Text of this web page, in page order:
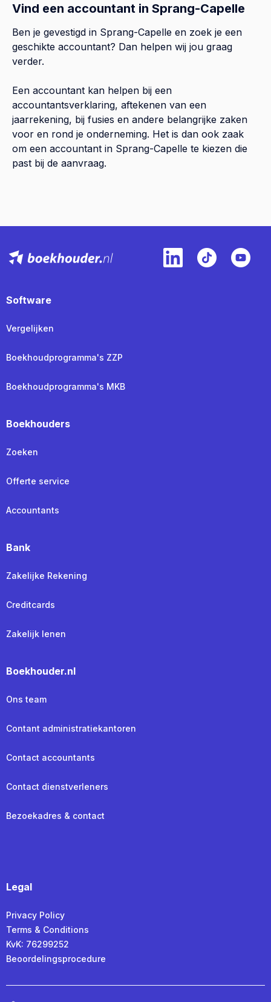
Vind een accountant in Sprang-Capelle
Ben je gevestigd in Sprang-Capelle en zoek je een
geschikte accountant? Dan helpen wij jou graag
verder.
Een accountant kan helpen bij een
accountantsverklaring, aftekenen van een
jaarrekening, bij fusies en andere belangrijke zaken
voor en rond je onderneming. Het is dan ook zaak
om een accountant in Sprang-Capelle te kiezen die
past bij de aanvraag.
Software
Vergelijken
Boekhoudprogramma's ZZP
Boekhoudprogramma's MKB
Boekhouders
Zoeken
Offerte service
Accountants
Bank
Zakelijke Rekening
Creditcards
Zakelijk lenen
Boekhouder.nl
Ons team
Contant administratiekantoren
Contact accountants
Contact dienstverleners
Bezoekadres & contact
Legal
Privacy Policy
Terms & Conditions
KvK: 76299252
Beoordelingsprocedure